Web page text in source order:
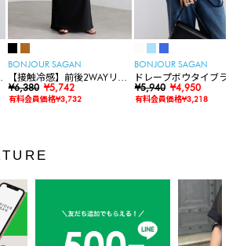
BONJOUR SAGAN
【接触冷感】前後2WAYリブ
カットワンピース
¥6,380 ¥5,742
有料会員価格¥3,732
BONJOUR SAGAN
ドレープボウタイブ
ス
¥5,940 ¥4,950
有料会員価格¥3,218